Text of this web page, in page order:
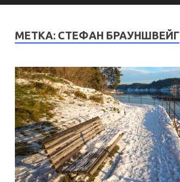
МЕТКА: СТЕФАН БРАУНШВЕЙГ